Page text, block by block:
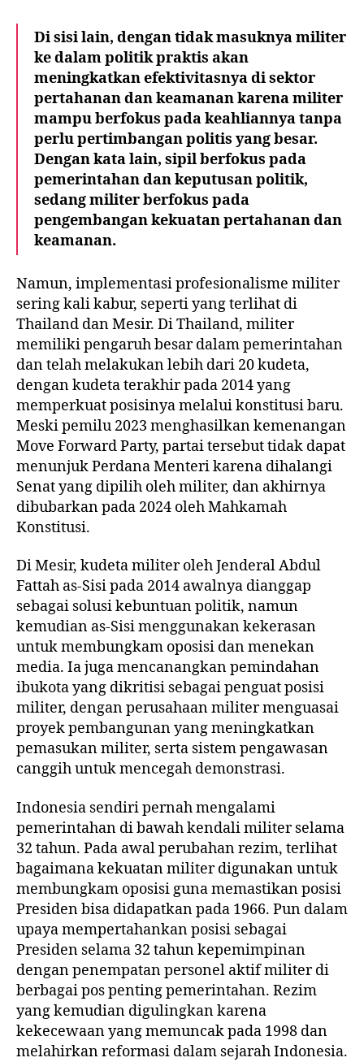
Di sisi lain, dengan tidak masuknya militer
ke dalam politik praktis akan
meningkatkan efektivitasnya di sektor
pertahanan dan keamanan karena militer
mampu berfokus pada keahliannya tanpa
perlu pertimbangan politis yang besar.
Dengan kata lain, sipil berfokus pada
pemerintahan dan keputusan politik,
sedang militer berfokus pada
pengembangan kekuatan pertahanan dan
keamanan.
Namun, implementasi profesionalisme militer
sering kali kabur, seperti yang terlihat di
Thailand dan Mesir. Di Thailand, militer
memiliki pengaruh besar dalam pemerintahan
dan telah melakukan lebih dari 20 kudeta,
dengan kudeta terakhir pada 2014 yang
memperkuat posisinya melalui konstitusi baru.
Meski pemilu 2023 menghasilkan kemenangan
Move Forward Party, partai tersebut tidak dapat
menunjuk Perdana Menteri karena dihalangi
Senat yang dipilih oleh militer, dan akhirnya
dibubarkan pada 2024 oleh Mahkamah
Konstitusi.
Di Mesir, kudeta militer oleh Jenderal Abdul
Fattah as-Sisi pada 2014 awalnya dianggap
sebagai solusi kebuntuan politik, namun
kemudian as-Sisi menggunakan kekerasan
untuk membungkam oposisi dan menekan
media. Ia juga mencanangkan pemindahan
ibukota yang dikritisi sebagai penguat posisi
militer, dengan perusahaan militer menguasai
proyek pembangunan yang meningkatkan
pemasukan militer, serta sistem pengawasan
canggih untuk mencegah demonstrasi.
Indonesia sendiri pernah mengalami
pemerintahan di bawah kendali militer selama
32 tahun. Pada awal perubahan rezim, terlihat
bagaimana kekuatan militer digunakan untuk
membungkam oposisi guna memastikan posisi
Presiden bisa didapatkan pada 1966. Pun dalam
upaya mempertahankan posisi sebagai
Presiden selama 32 tahun kepemimpinan
dengan penempatan personel aktif militer di
berbagai pos penting pemerintahan. Rezim
yang kemudian digulingkan karena
kekecewaan yang memuncak pada 1998 dan
melahirkan reformasi dalam sejarah Indonesia.